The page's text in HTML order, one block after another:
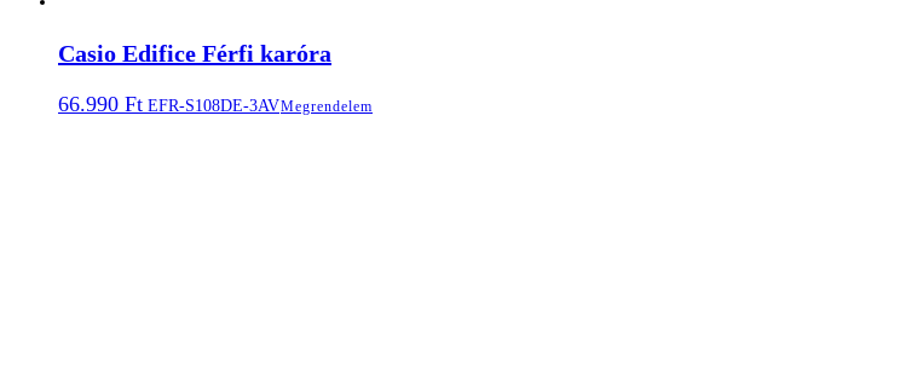
Casio Edifice Férfi karóra
66.990 Ft EFR-S108DE-3AVMegrendelem